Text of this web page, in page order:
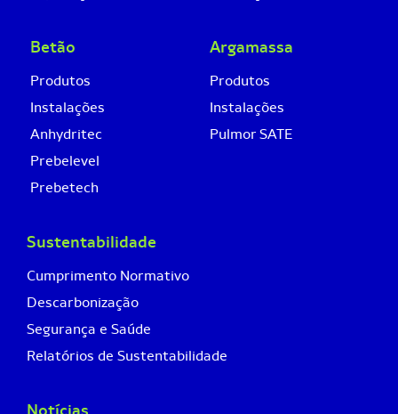
Betão
Produtos
Instalações
Anhydritec
Prebelevel
Prebetech
Argamassa
Produtos
Instalações
Pulmor SATE
Sustentabilidade
Cumprimento Normativo
Descarbonização
Segurança e Saúde
Relatórios de Sustentabilidade